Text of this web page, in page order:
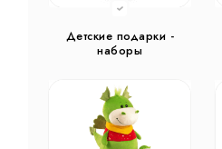
Детские подарки -
наборы